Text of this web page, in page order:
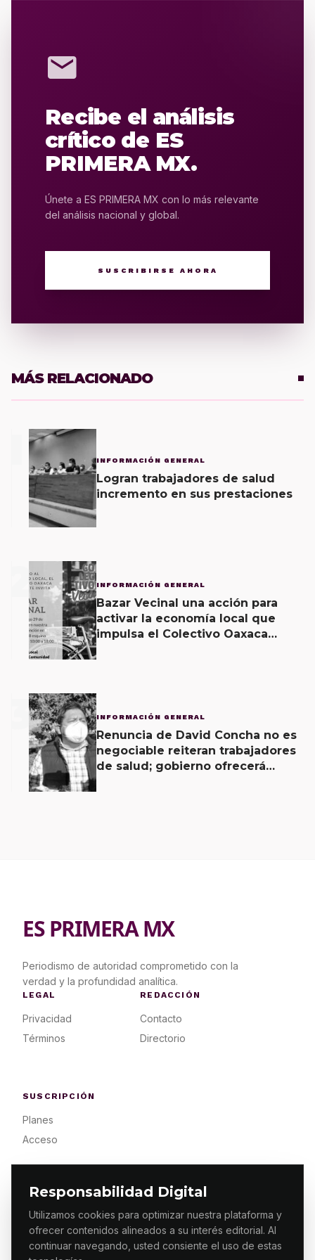
Responsabilidad Digital
Utilizamos cookies para optimizar nuestra plataforma y
ofrecer contenidos alineados a su interés editorial. Al
continuar navegando, usted consiente el uso de estas
mail
Recibe el análisis
crítico de ES
PRIMERA MX.
Únete a ES PRIMERA MX con lo más relevante
del análisis nacional y global.
SUSCRIBIRSE AHORA
MÁS RELACIONADO
INFORMACIÓN GENERAL
Logran trabajadores de salud
incremento en sus prestaciones
2 INFORMACIÓN GENERAL
Bazar Vecinal una acción para
activar la economía local que
impulsa el Colectivo Oaxaca
3 INFORMACIÓN GENERAL
Renuncia de David Concha no es
negociable reiteran trabajadores
de salud; gobierno ofrecerá
ES PRIMERA MX
Periodismo de autoridad comprometido con la
verdad y la profundidad analítica.
LEGAL
Privacidad
Términos
REDACCIÓN
Contacto
Directorio
SUSCRIPCIÓN
Planes
Acceso
© 2026 ES PRIMERA MX. ALGUNOS DERECHOS
RESERVADOS / DESIGNMAKING.MX